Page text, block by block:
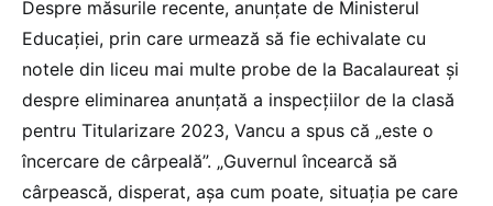
Despre măsurile recente, anunțate de Ministerul
Educației, prin care urmează să fie echivalate cu
notele din liceu mai multe probe de la Bacalaureat și
despre eliminarea anunțată a inspecțiilor de la clasă
pentru Titularizare 2023, Vancu a spus că „este o
încercare de cârpeală”. „Guvernul încearcă să
cârpească, disperat, așa cum poate, situația pe care